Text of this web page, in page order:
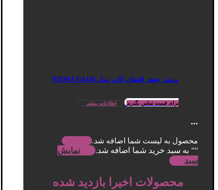
پرینتر جوهر افشان کانن مدل PIXMA G1420
برای قیمت تماس بگیرید اطلاعات بیشتر
...
محصول به لیست شما اضافه شد.
"" به سبد خرید شما اضافه شد.
نمایش
سبد
محصولات اخیرا بازدید شده